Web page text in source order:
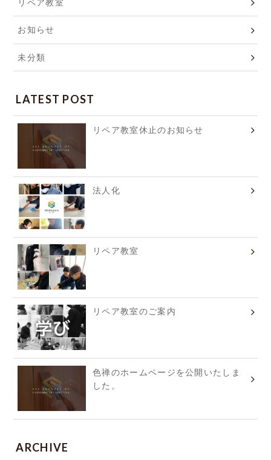
リペア教室
お知らせ
未分類
LATEST POST
リペア教室休止のお知らせ
法人化
リペア教室
リペア教室のご案内
色禅のホームページを公開いたしま
した。
ARCHIVE